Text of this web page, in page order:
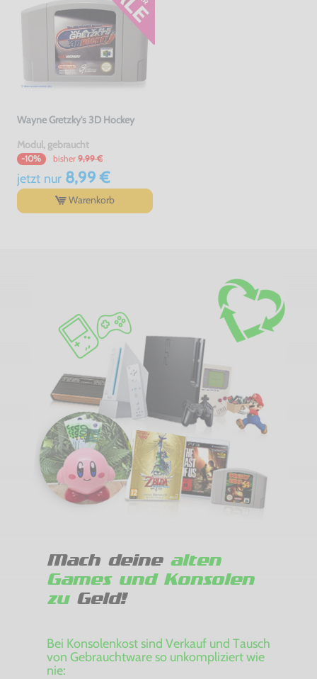
Wayne Gretzky's 3D Hockey
Modul, gebraucht
-10% bisher 9,99 €
jetzt nur8,99 €
Warenkorb
Mach deine alten
Games und Konsolen
zuGeld!
Bei Konsolenkost sind Verkauf und Tausch
von Gebrauchtware so unkompliziert wie
nie: